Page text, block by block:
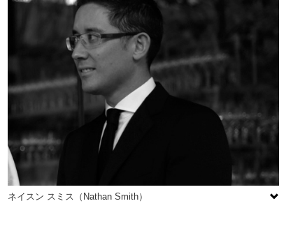
ネイスン スミス（Nathan Smith）